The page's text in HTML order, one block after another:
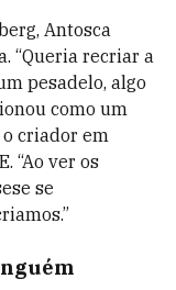
Antosca
“Queria recriar a
pesadelo, algo
como um
criador em
“Ao ver os
se